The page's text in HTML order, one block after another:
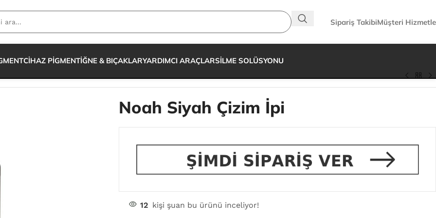
Sipariş TakibiMüşteri
CİHAZ PİGMENTİĞNE & BIÇAKLARYARDIMCI ARAÇLARSİLME SOLÜSYONU
Noah Siyah Çizim İpi
12 kişi şuan bu ürünü inceliyor!